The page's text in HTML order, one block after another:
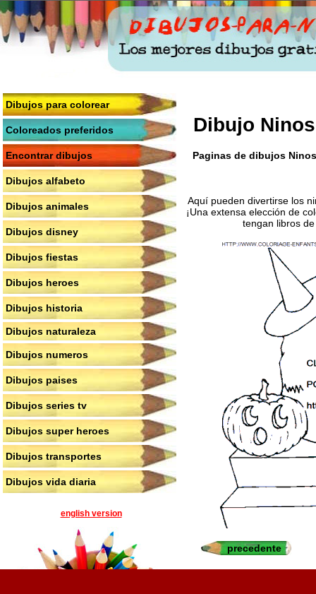
Dibujos para colorear
Coloreados preferidos
Encontrar dibujos
Dibujos alfabeto
Dibujos animales
Dibujos disney
Dibujos fiestas
Dibujos heroes
Dibujos historia
Dibujos naturaleza
Dibujos numeros
Dibujos paises
Dibujos series tv
Dibujos super heroes
Dibujos transportes
Dibujos vida diaria
english version
Dibujo
Paginas de dibujos
Aquí pueden divertirse los
¡Una extensa elección de
tengan libros
precedente